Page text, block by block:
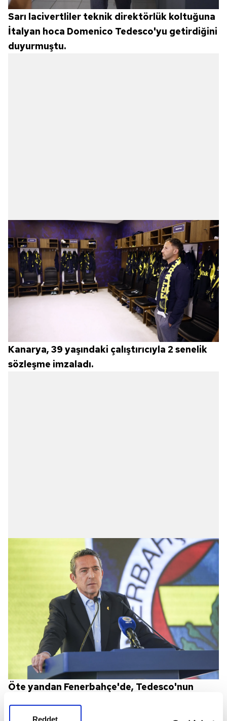
Reddet
Sarı lacivertliler teknik direktörlük koltuğuna
İtalyan hoca Domenico Tedesco'yu getirdiğini
duyurmuştu.
Kanarya, 39 yaşındaki çalıştırıcıyla 2 senelik
sözleşme imzaladı.
Öte yandan Fenerbahçe'de, Tedesco'nun
öğrenildi.